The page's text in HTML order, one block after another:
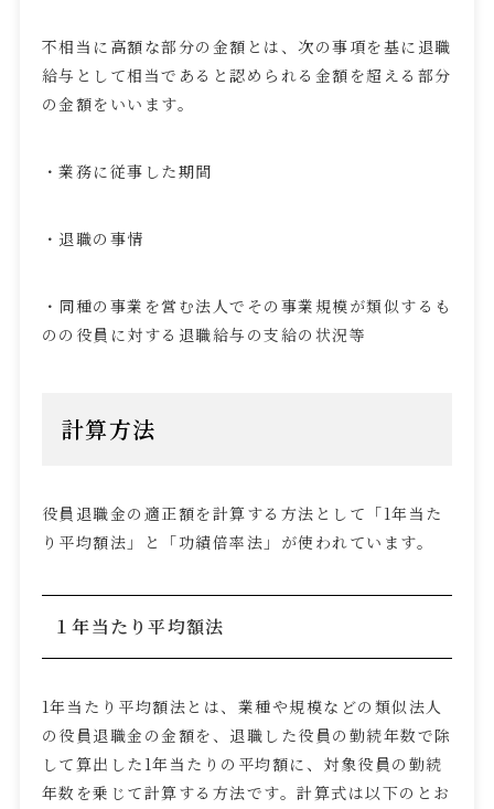
不相当に高額な部分の金額とは、次の事項を基に退職
給与として相当であると認められる金額を超える部分
の金額をいいます。
・業務に従事した期間
・退職の事情
・同種の事業を営む法人でその事業規模が類似するも
のの役員に対する退職給与の支給の状況等
計算方法
役員退職金の適正額を計算する方法として「1年当た
り平均額法」と「功績倍率法」が使われています。
１年当たり平均額法
1年当たり平均額法とは、業種や規模などの類似法人
の役員退職金の金額を、退職した役員の勤続年数で除
して算出した 1年当たりの平均額に、対象役員の勤続
年数を乗じて計算する方法です。計算式は以下のとお